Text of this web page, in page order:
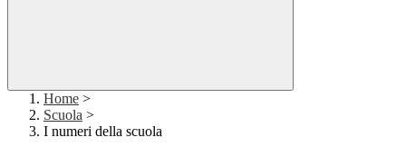
Home >
Scuola >
I numeri della scuola